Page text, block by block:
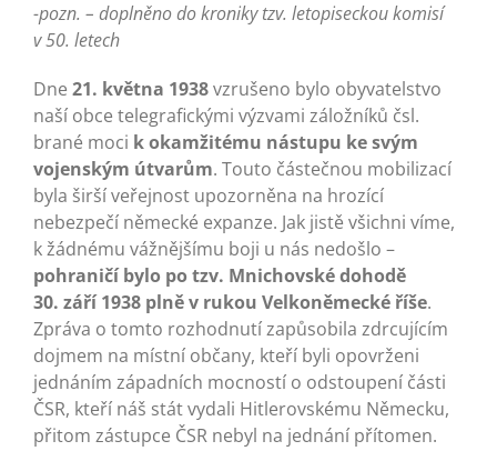
Koupaliště
Hlášení závad
Kontakty
-pozn. – doplněno do kroniky tzv. letopiseckou komisí
v 50. letech
Dne 21. května 1938vzrušeno bylo obyvatelstvo
naší obce telegrafickými výzvami záložníků čsl.
brané moci k okamžitému nástupu ke svým
vojenským útvarům. Touto částečnou mobilizací
byla širší veřejnost upozorněna na hrozící
nebezpečí německé expanze. Jak jistě všichni víme,
k žádnému vážnějšímu boji u nás nedošlo –
pohraničí bylo po tzv. Mnichovské dohodě
30. září 1938 plně v rukou Velkoněmecké říše.
Zpráva o tomto rozhodnutí zapůsobila zdrcujícím
dojmem na místní občany, kteří byli opovrženi
jednáním západních mocností o odstoupení části
ČSR, kteří náš stát vydali Hitlerovskému Německu,
přitom zástupce ČSR nebyl na jednání přítomen.